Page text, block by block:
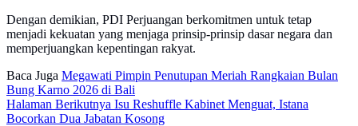
Dengan demikian, PDI Perjuangan berkomitmen untuk tetap
menjadi kekuatan yang menjaga prinsip-prinsip dasar negara dan
memperjuangkan kepentingan rakyat.
Baca Juga Megawati Pimpin Penutupan Meriah Rangkaian Bulan
Bung Karno 2026 di Bali
Halaman Berikutnya Isu Reshuffle Kabinet Menguat, Istana
Bocorkan Dua Jabatan Kosong